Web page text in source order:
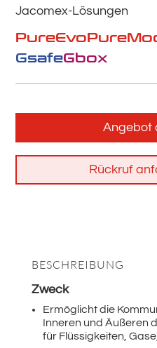
Jacomex-Lösungen
PureEvo
GsafeGbox
Angebot
Rückruf
BESCHREIBUNG
Zweck
Ermöglicht die
Inneren und Äußeren
für Flüssigkeiten,